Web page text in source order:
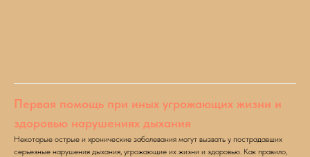
Первая помощь при иных угрожающих жизни и
здоровью нарушениях дыхания
Некоторые острые и хронические заболевания могут вызвать у пострадавших
серьезные нарушения дыхания, угрожающие их жизни и здоровью. Как правило,